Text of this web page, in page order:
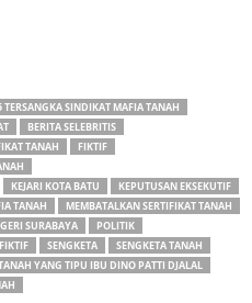
TERSANGKA SINDIKAT MAFIA TANAH
BERITA SELEBRITIS
TANAH
FIKTIF
KEJARI KOTA BATU
KEPUTUSAN EKSEKUTIF
TANAH
MEMBATALKAN SERTIFIKAT TANAH
SURABAYA
POLITIK
SENGKETA
SENGKETA TANAH
YANG TIPU IBU DINO PATTI DJALAL